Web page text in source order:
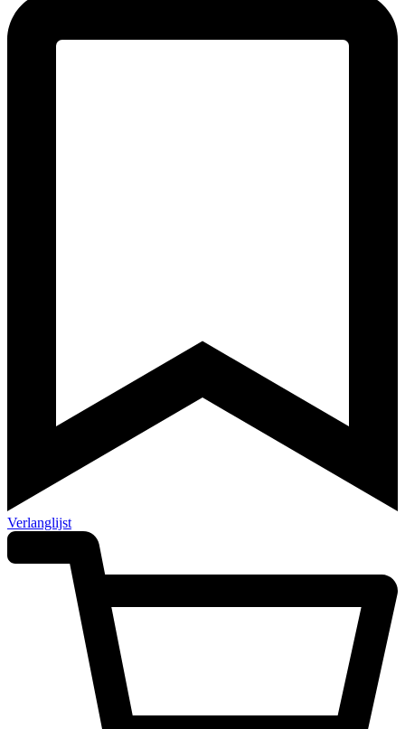
Verlanglijst